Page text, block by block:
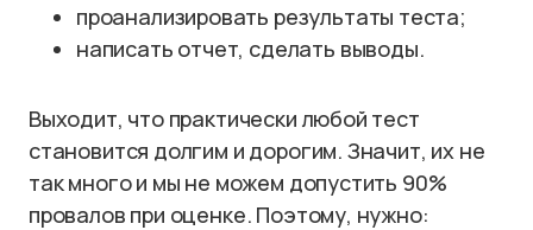
проанализировать результаты теста;
написать отчет, сделать выводы.
Выходит, что практически любой тест
становится долгим и дорогим. Значит, их не
так много и мы не можем допустить 90%
провалов при оценке. Поэтому, нужно: